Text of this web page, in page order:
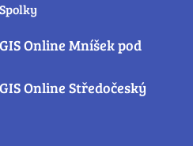
Spolky
Online Mníšek pod
Online Středočeský